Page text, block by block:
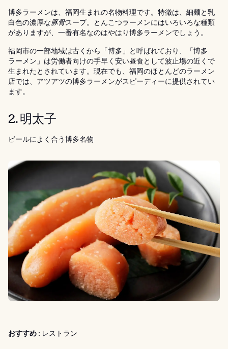
博多ラーメンは、福岡生まれの名物料理です。特徴は、細麺と乳
白色の濃厚な豚骨スープ。とんこつラーメンにはいろいろな種類
がありますが、一番有名なのはやはり博多ラーメンでしょう。
福岡市の一部地域は古くから「博多」と呼ばれており、「博多
ラーメン」は労働者向けの手早く安い昼食として波止場の近くで
生まれたとされています。現在でも、福岡のほとんどのラーメン
店では、アツアツの博多ラーメンがスピーディーに提供されてい
ます。
2. 明太子
ビールによく合う博多名物
おすすめ : レストラン